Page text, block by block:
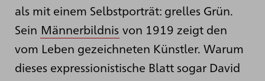
als mit einem Selbstporträt: grelles Grün.
Sein Männerbildnis von 1919 zeigt den
vom Leben gezeichneten Künstler. Warum
dieses expressionistische Blatt sogar David